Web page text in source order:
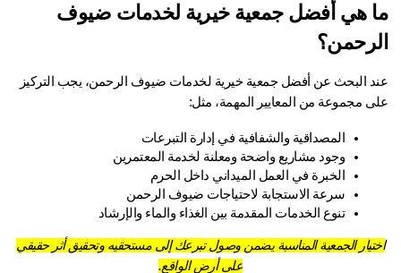
ما هي أفضل جمعية خيرية لخدمات ضيوف
عند البحث عن أفضل جمعية خيرية لخدمات ضيوف الرحمن، يجب التركيز
مجموعة من المعايير المهمة، مثل:
المصداقية والشفافية في إدارة التبرعات
وجود مشاريع واضحة ومعلنة لخدمة المعتمرين
الخبرة في العمل الميداني داخل الحرم
سرعة الاستجابة لاحتياجات ضيوف الرحمن
تنوع الخدمات المقدمة بين الغذاء والماء والإرشاد
الجمعية المناسبة يضمن وصول تبرعك إلى مستحقيه وتحقيق أثر حقيقي
على أرض الواقع.